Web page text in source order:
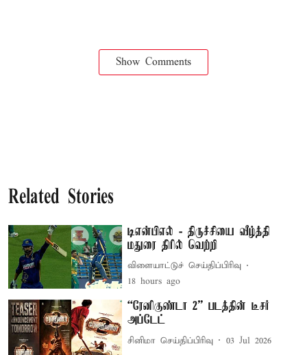
Show Comments
Related Stories
டிஎன்பிஎல் - திருச்சியை வீழ்த்தி
மதுரை திரில் வெற்றி
விளையாட்டுச் செய்திப்பிரிவு
18 hours ago
“ரேனிகுண்டா 2” படத்தின் டீசர்
அப்டேட்
சினிமா செய்திப்பிரிவு 03 Jul 2026